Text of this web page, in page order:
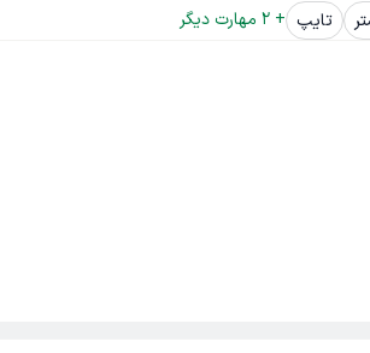
تایپ +
2 مهارت دیگر